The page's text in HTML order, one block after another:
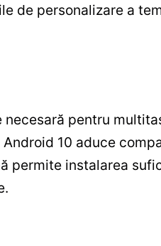
de personalizare a
necesară pentru
10 aduce
permite instalarea